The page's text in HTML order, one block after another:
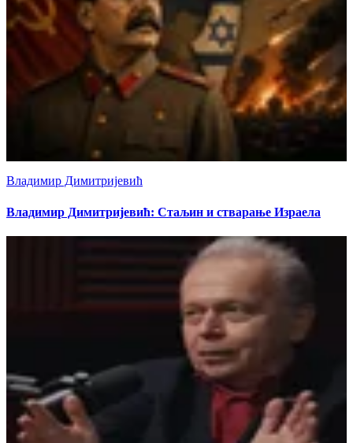
Владимир Димитријевић
Владимир Димитријевић: Стаљин и стварање Израела